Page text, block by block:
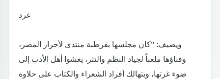
غرد
ويضيف: "كان مجلسها بقرطبة منتدى لأحرار المصر،
وفناؤها ملعباً لجياد النظم والنثر، يغشوا أهل الأدب إلى
ضوء غرتها، ويتهالك أفراد الشعراء والكتاب على حلاوة